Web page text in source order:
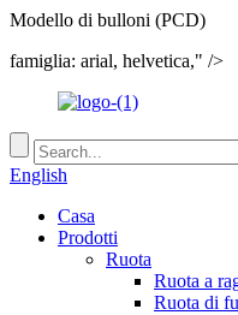
Modello di bulloni (PCD)
famiglia: arial, helvetica," />
English
Casa
Prodotti
Ruota
Ruota a
Ruota di